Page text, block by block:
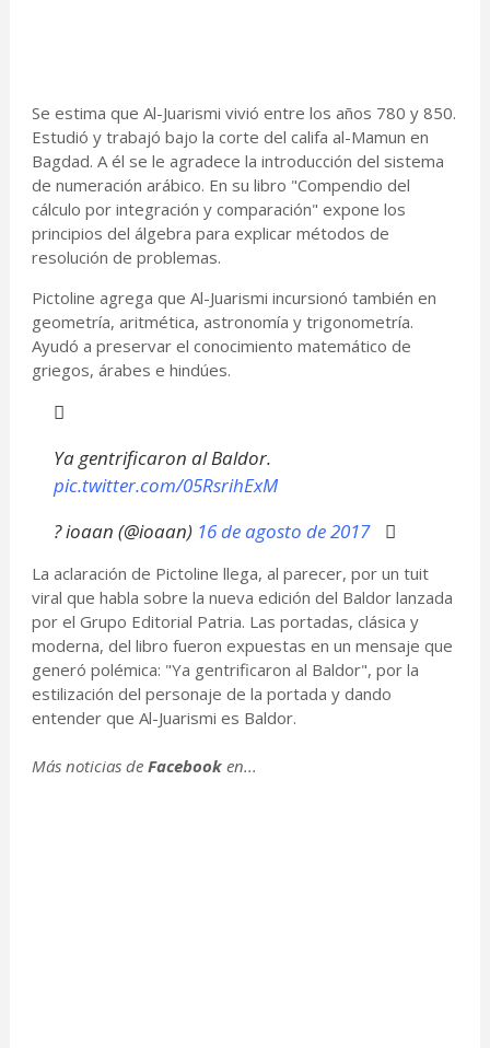
Se estima que Al-Juarismi vivió entre los años 780 y 850.
Estudió y trabajó bajo la corte del califa al-Mamun en
Bagdad. A él se le agradece la introducción del sistema
de numeración arábico. En su libro "Compendio del
cálculo por integración y comparación" expone los
principios del álgebra para explicar métodos de
resolución de problemas.
Pictoline agrega que Al-Juarismi incursionó también en
geometría, aritmética, astronomía y trigonometría.
Ayudó a preservar el conocimiento matemático de
griegos, árabes e hindúes.
Ya gentrificaron al Baldor.
pic.twitter.com/05RsrihExM
? ioaan (@ioaan) 16 de agosto de 2017
La aclaración de Pictoline llega, al parecer, por un tuit
viral que habla sobre la nueva edición del Baldor lanzada
por el Grupo Editorial Patria. Las portadas, clásica y
moderna, del libro fueron expuestas en un mensaje que
generó polémica: "Ya gentrificaron al Baldor", por la
estilización del personaje de la portada y dando
entender que Al-Juarismi es Baldor.
Más noticias de Facebook en...